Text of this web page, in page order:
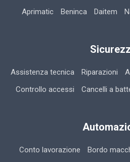
Aprimatic Beninca Daitem
Assistenza tecnica Riparazioni
Controllo accessi
Cancelli a
Conto lavorazione Bordo